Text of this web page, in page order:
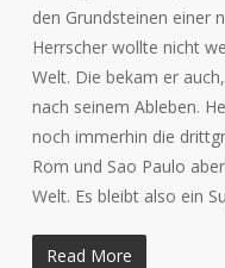
den Grundsteinen einer
Herrscher wollte nicht
Welt. Die bekam er
nach seinem Ableben.
noch immerhin die
Rom und Sao Paulo
Welt. Es bleibt also ein
Read More